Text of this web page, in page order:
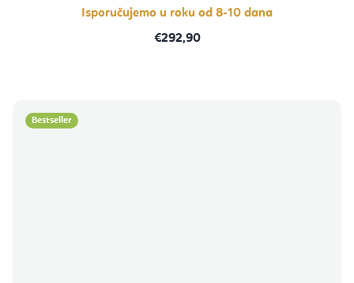
Isporučujemo u roku od 8-10 dana
€292,90
Bestseller